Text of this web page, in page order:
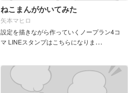
ねこまんがかいてみた
矢本マヒロ
設定を描きながら作っていくノープラン4コ
マ LINEスタンプはこちらになりま